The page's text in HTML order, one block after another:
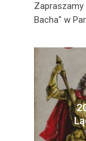
Zapraszamy
Bacha" w